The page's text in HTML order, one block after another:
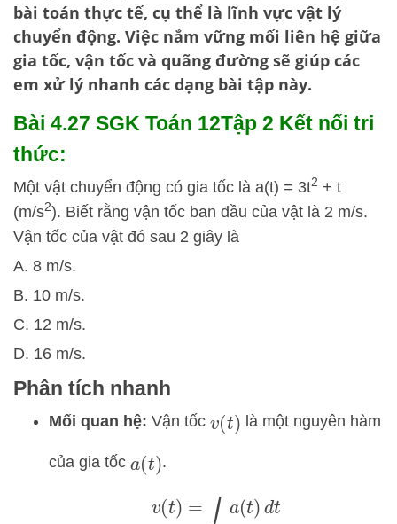
bài toán thực tế, cụ thể là lĩnh vực vật lý
chuyển động. Việc nắm vững mối liên hệ giữa
gia tốc, vận tốc và quãng đường sẽ giúp các
em xử lý nhanh các dạng bài tập này.
Bài 4.27 SGK Toán 12Tập 2 Kết nối tri
thức:
Một vật chuyển động có gia tốc là a(t) = 3t2 + t
(m/s2). Biết rằng vận tốc ban đầu của vật là 2 m/s.
Vận tốc của vật đó sau 2 giây là
A. 8 m/s.
B. 10 m/s.
C. 12 m/s.
D. 16 m/s.
Phân tích nhanh
Mối quan hệ: Vận tốc v(t) là một nguyên hàm
của gia tốc a(t) .
v t)= ∫a (t)dt